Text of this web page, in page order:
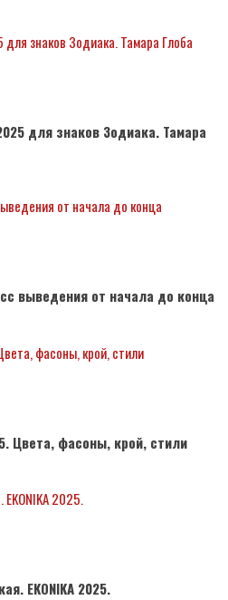
знаков Зодиака. Тамара Глоба
для знаков Зодиака. Тамара
от начала до конца
выведения от начала до конца
фасоны, крой, стили
Цвета, фасоны, крой, стили
2025.
EKONIKA 2025.